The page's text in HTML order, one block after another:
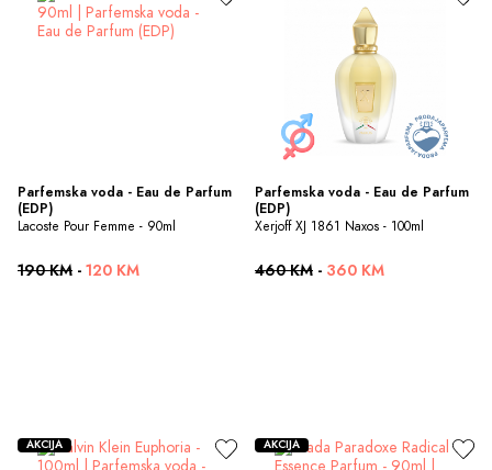
Parfemska voda - Eau de Parfum
(EDP)
Lacoste Pour Femme - 90ml
190 KM - 120 KM
Parfemska voda - Eau de Parfum
(EDP)
Xerjoff XJ 1861 Naxos - 100ml
460 KM - 360 KM
AKCIJA AKCIJA